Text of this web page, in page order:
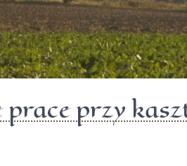
prace przy